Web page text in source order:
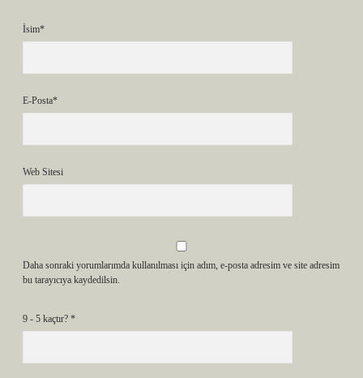
İsim*
E-Posta*
Web Sitesi
Daha sonraki yorumlarımda kullanılması için adım, e-posta adresim ve site adresim
bu tarayıcıya kaydedilsin.
9 - 5 kaçtır? *